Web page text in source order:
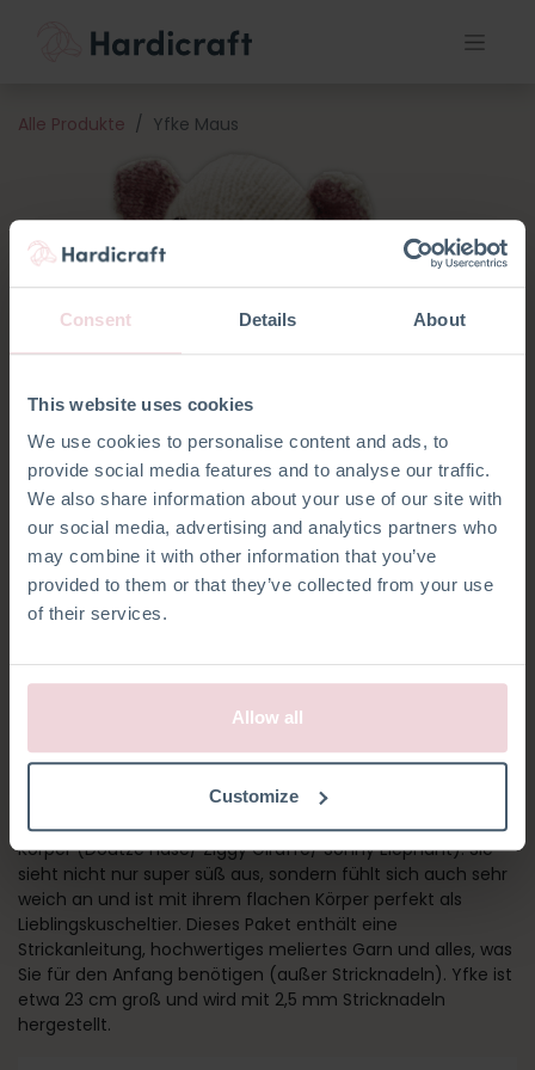
Consent Details About
This website uses cookies
We use cookies to personalise content and ads, to
provide social media features and to analyse our traffic.
We also share information about your use of our site with
our social media, advertising and analytics partners who
may combine it with other information that you’ve
provided to them or that they’ve collected from your use
of their services.
Allow all
Customize
Alle Produkte Yfke Maus
YFKE MAUS
Yfke ist Teil eines Sets von vier Strickpakete mit flachem
Körper (Doutze Hase/ Ziggy Giraffe/ Sonny Elephant). Sie
sieht nicht nur super süß aus, sondern fühlt sich auch sehr
weich an und ist mit ihrem flachen Körper perfekt als
Lieblingskuscheltier. Dieses Paket enthält eine
Strickanleitung, hochwertiges meliertes Garn und alles, was
Sie für den Anfang benötigen (außer Stricknadeln). Yfke ist
etwa 23 cm groß und wird mit 2,5 mm Stricknadeln
hergestellt.